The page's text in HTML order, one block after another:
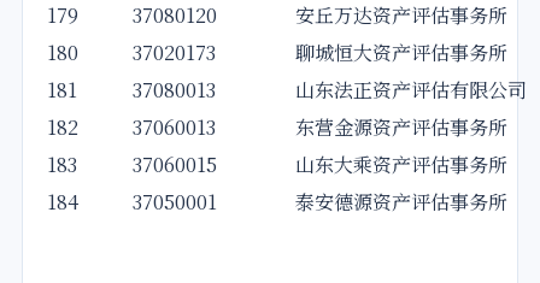
179
37080120
安丘万达资产评估事务所
180
37020173
聊城恒大资产评估事务所
181
37080013
山东法正资产评估有限公司
182
37060013
东营金源资产评估事务所
183
37060015
山东大乘资产评估事务所
184
37050001 泰安德源资产评估事务所